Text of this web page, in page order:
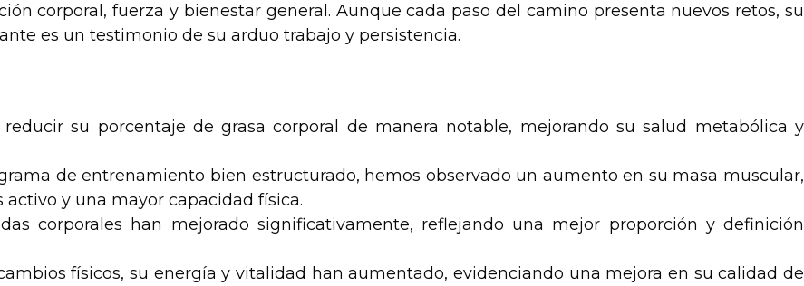
corporal, fuerza y bienestar general. Aunque cada paso del camino presenta nuevos retos, su
es un testimonio de su arduo trabajo y persistencia.
reducir su porcentaje de grasa corporal de manera notable, mejorando su salud metabólica y
de entrenamiento bien estructurado, hemos observado un aumento en su masa muscular,
y una mayor capacidad física.
corporales han mejorado significativamente, reflejando una mejor proporción y definición
físicos, su energía y vitalidad han aumentado, evidenciando una mejora en su calidad de